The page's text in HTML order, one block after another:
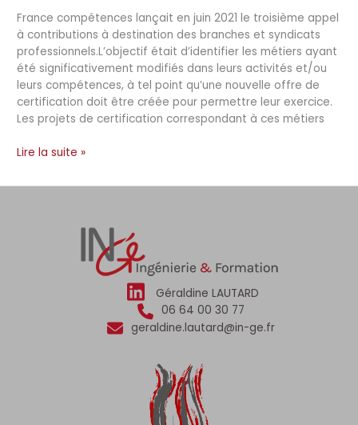
France compétences lançait en juin 2021 le troisième appel
à contributions à destination des branches et syndicats
professionnels.L’objectif était d’identifier les métiers ayant
été significativement modifiés dans leurs activités et/ou
leurs compétences, à tel point qu’une nouvelle offre de
certification doit être créée pour permettre leur exercice.
Les projets de certification correspondant à ces métiers
émergence
mis
en
avant
en
2022
Lire la suite »
Géraldine LAUTARD
06 64 00 30 77
geraldine.lautard@in-ge.fr